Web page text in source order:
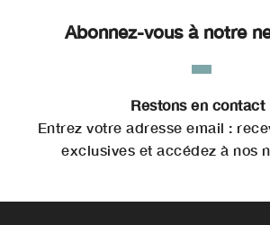
Abonnez-vous à notre
Restons en contact
Entrez votre adresse email :
exclusives et accédez à nos